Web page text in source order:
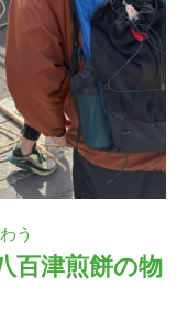
う
百津煎餅の物